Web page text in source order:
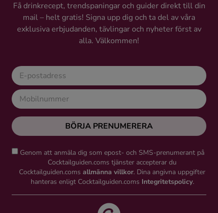
Få drinkrecept, trendspaningar och guider direkt till din
mail – helt gratis! Signa upp dig och ta del av våra
exklusiva erbjudanden, tävlingar och nyheter först av
alla. Välkommen!
BÖRJA PRENUMERERA
Genom att anmäla dig som epost- och SMS-prenumerant på
Cocktailguiden.coms tjänster accepterar du
Cocktailguiden.coms allmänna villkor. Dina angivna uppgifter
hanteras enligt Cocktailguiden.coms Integritetspolicy.